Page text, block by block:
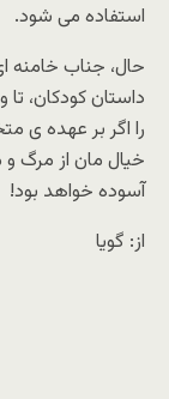
استفاده می شود.
حال، جناب خامنه
داستان کودکان،
را اگر بر عهده ی
خیال مان از مرگ و
آسوده خواهد بود!
از: گویا